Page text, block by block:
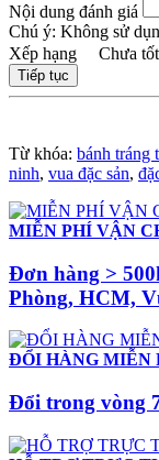
Nội dung đánh giá
Chú ý: Không sử
Xếp hạng Chưa tốt
Tiếp tục
Từ khóa: bánh tráng
ninh, vua đặc sản,
MIỄN PHÍ VẬN
Đơn hàng >
Phòng, HCM,
ĐỔI HÀNG MIỄN
Đổi trong vòng